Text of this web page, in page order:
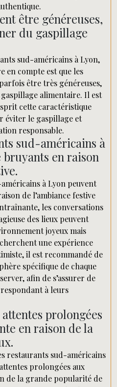
être généreuses,
du gaspillage
sud-américains à Lyon,
en compte est que les
être très généreuses,
alimentaire. Il est
cette caractéristique
éviter le gaspillage et
responsable.
sud-américains à
en raison
à Lyon peuvent
de l’ambiance festive
les conversations
des lieux peuvent
joyeux mais
une expérience
il est recommandé de
spécifique de chaque
afin de s’assurer de
à leurs
prolongées
en raison de la
restaurants sud-américains
prolongées aux
de la grande popularité de